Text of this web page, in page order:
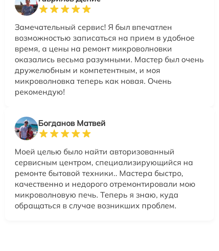
Замечательный сервис! Я был впечатлен
возможностью записаться на прием в удобное
время, а цены на ремонт микроволновки
оказались весьма разумными. Мастер был очень
дружелюбным и компетентным, и моя
микроволновка теперь как новая. Очень
рекомендую!
Богданов Матвей
Моей целью было найти авторизованный
сервисным центром, специализирующийся на
ремонте бытовой техники.. Мастера быстро,
качественно и недорого отремонтировали мою
микроволновую печь. Теперь я знаю, куда
обращаться в случае возникших проблем.